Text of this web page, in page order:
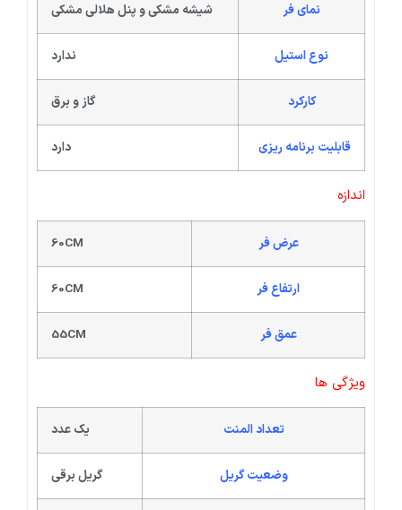
نمای فر شیشه مشکی و پنل هلالی مشکی
نوع استیل ندارد
کارکرد گاز و برق
قابلیت برنامه ریزی دارد
اندازه
عرض فر 60CM
ارتفاع فر 60CM
عمق فر 55CM
ویژگی ها
تعداد المنت یک عدد
وضعیت گریل گریل برقی